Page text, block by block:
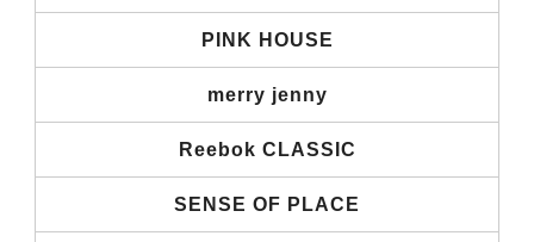
PINK HOUSE
merry jenny
Reebok CLASSIC
SENSE OF PLACE